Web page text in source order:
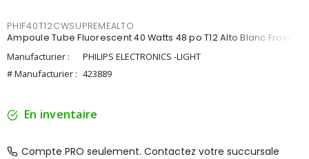
PHIF40T12CWSUPREMEALTO
Ampoule Tube Fluorescent 40 Watts 48 po T12 Alto Blanc Froid
Manufacturier :
PHILIPS ELECTRONICS -LIGHT
# Manufacturier : 423889
En inventaire
Compte PRO seulement. Contactez votre succursale